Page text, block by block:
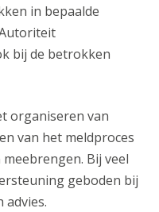
in bepaalde
bij de betrokken
organiseren van
van het meldproces
Bij veel
geboden bij
advies.